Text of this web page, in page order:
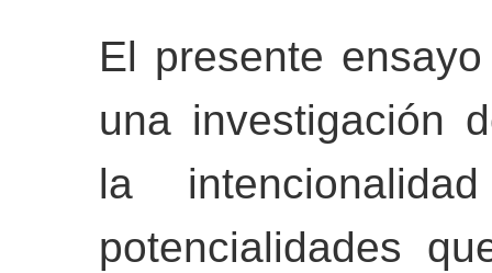
El presente
una investigación
la
potencialidades